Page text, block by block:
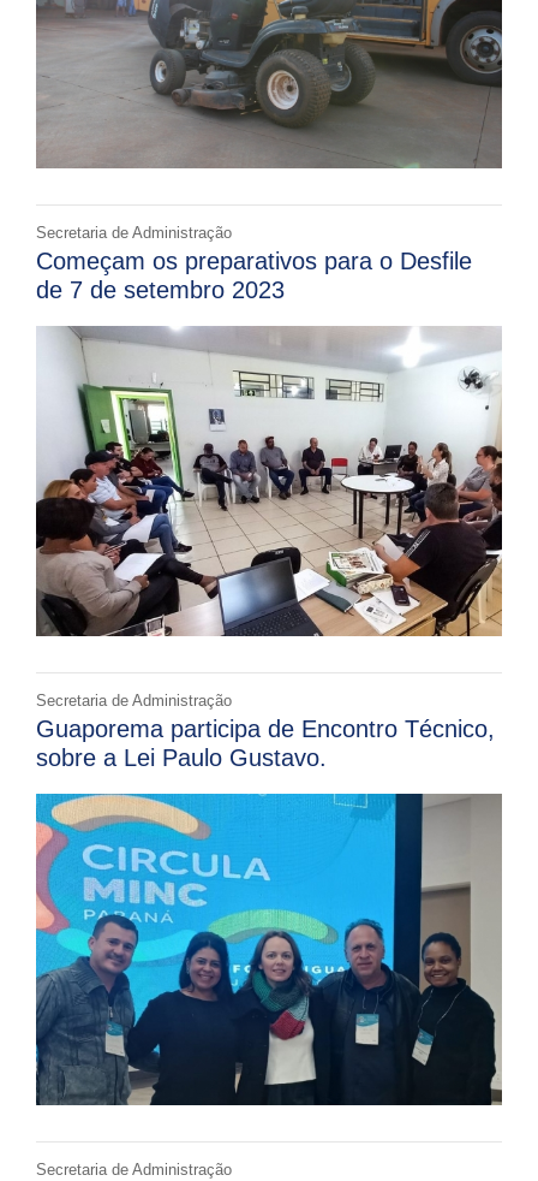
Secretaria de Administração
Começam os preparativos para o Desfile
de 7 de setembro 2023
Secretaria de Administração
Guaporema participa de Encontro Técnico,
sobre a Lei Paulo Gustavo.
Secretaria de Administração